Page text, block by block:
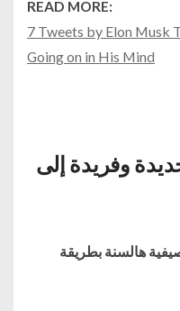
READ MORE:
7 Tweets by Elon Musk
Going on in His Mind
وفريدة إلى
هالسنة بطريقة